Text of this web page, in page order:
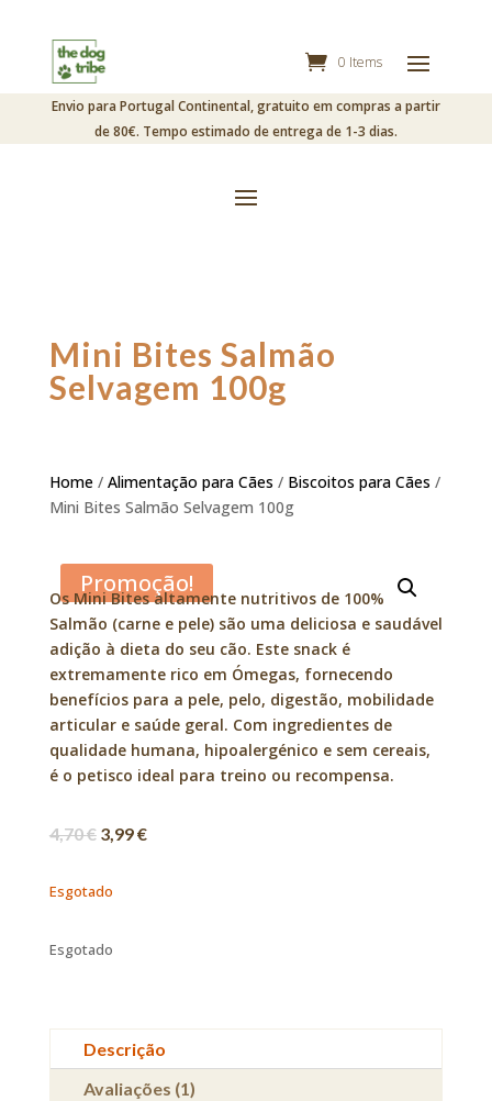
0 Items
Envio para Portugal Continental, gratuito em compras a partir
de 80€. Tempo estimado de entrega de 1-3 dias.
Mini Bites Salmão
Selvagem 100g
Home/ Alimentação para Cães / Biscoitos para Cães /
Mini Bites Salmão Selvagem 100g
Promoção!
Os Mini Bites altamente nutritivos de 100%
Salmão (carne e pele) são uma deliciosa e saudável
adição à dieta do seu cão. Este snack é
extremamente rico em Ómegas, fornecendo
benefícios para a pele, pelo, digestão, mobilidade
articular e saúde geral. Com ingredientes de
qualidade humana, hipoalergénico e sem cereais,
é o petisco ideal para treino ou recompensa.
4,70€ 3,99€
Esgotado
Esgotado
Descrição
Avaliações (1)